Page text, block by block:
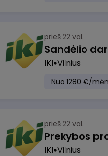
prieš 22 val.
Sandėlio
IKI Vilnius
Nuo 1280 €/
prieš 22 val.
Prekybos
IKI Vilnius